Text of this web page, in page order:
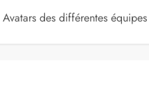
des différentes